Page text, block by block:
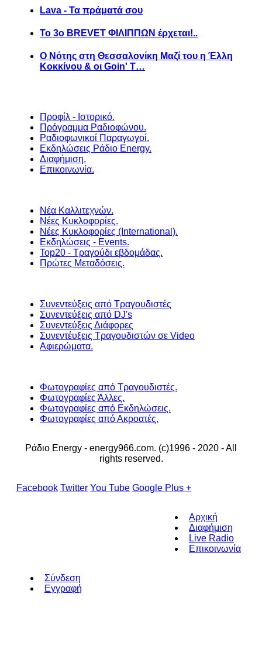
Lava - Τα πράματά σου
Το 3ο BREVET ΦΙΛΙΠΠΩΝ έρχεται!..
Ο Νότης στη Θεσσαλονίκη Μαζί του η Έλλη
Κοκκίνου & οι Goin' T…
Προφίλ - Ιστορικό.
Πρόγραμμα Ραδιοφώνου.
Ραδιοφωνικοί Παραγωγοί.
Εκδηλώσεις Ράδιο Energy.
Διαφήμιση.
Επικοινωνία.
Νέα Καλλιτεχνών.
Νέες Κυκλοφορίες.
Νέες Κυκλοφορίες (International).
Εκδηλώσεις - Events.
Top20 - Τραγούδι εβδομάδας.
Πρώτες Μεταδόσεις.
Συνεντεύξεις από Τραγουδιστές
Συνεντεύξεις από DJ's
Συνεντεύξεις Διάφορες
Συνεντέυξεις Τραγουδιστών σε Video
Αφιερώματα.
Φωτογραφίες από Τραγουδιστές.
Φωτογραφίες Άλλες.
Φωτογραφίες από Εκδηλώσεις.
Φωτογραφίες από Ακροατές.
Ράδιο Energy - energy966.com. (c)1996 - 2020 - All
rights reserved.
Facebook Twitter You Tube Google Plus +
Αρχική
Διαφήμιση
Live Radio
Επικοινωνία
Σύνδεση
Εγγραφή